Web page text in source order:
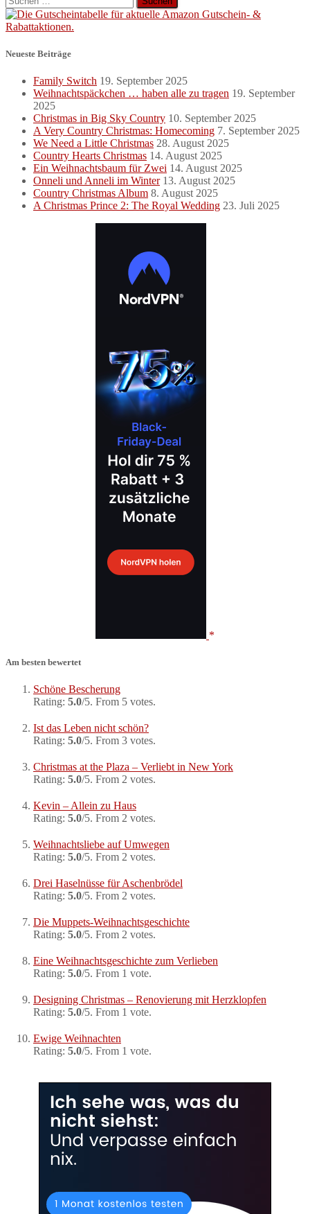
nach:
Neueste Beiträge
Family Switch 19. September 2025
Weihnachtspäckchen … haben alle zu tragen 19. September
2025
Christmas in Big Sky Country 10. September 2025
A Very Country Christmas: Homecoming 7. September 2025
We Need a Little Christmas 28. August 2025
Country Hearts Christmas 14. August 2025
Ein Weihnachtsbaum für Zwei 14. August 2025
Onneli und Anneli im Winter 13. August 2025
Country Christmas Album 8. August 2025
A Christmas Prince 2: The Royal Wedding 23. Juli 2025
Am besten bewertet
Schöne Bescherung
Rating: 5.0/5. From 5 votes.
Ist das Leben nicht schön?
Rating: 5.0/5. From 3 votes.
Christmas at the Plaza – Verliebt in New York
Rating: 5.0/5. From 2 votes.
Kevin – Allein zu Haus
Rating: 5.0/5. From 2 votes.
Weihnachtsliebe auf Umwegen
Rating: 5.0/5. From 2 votes.
Drei Haselnüsse für Aschenbrödel
Rating: 5.0/5. From 2 votes.
Die Muppets-Weihnachtsgeschichte
Rating: 5.0/5. From 2 votes.
Eine Weihnachtsgeschichte zum Verlieben
Rating: 5.0/5. From 1 vote.
Designing Christmas – Renovierung mit Herzklopfen
Rating: 5.0/5. From 1 vote.
Ewige Weihnachten
Rating: 5.0/5. From 1 vote.